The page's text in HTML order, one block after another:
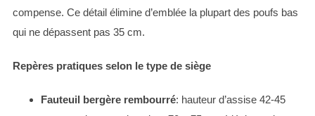
compense. Ce détail élimine d’emblée la plupart des poufs bas
qui ne dépassent pas 35 cm.
Repères pratiques selon le type de siège
Fauteuil bergère rembourré: hauteur d’assise 42-45